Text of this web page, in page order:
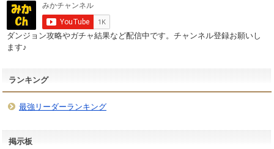
ダンジョン攻略やガチャ結果など配信中です。チャンネル登録お願いし
ます♪
ランキング
最強リーダーランキング
掲示板